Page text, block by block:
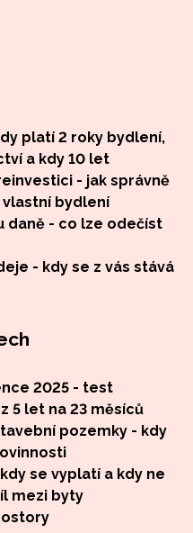
platí 2 roky bydlení,
a kdy 10 let
- jak správně
bydlení
daně - co lze odečíst
- kdy se z vás stává
2025 - test
5 let na 23 měsíců
pozemky - kdy
se vyplatí a kdy ne
mezi byty